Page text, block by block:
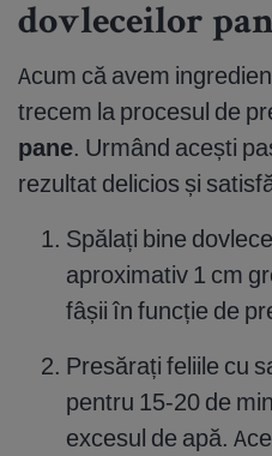
dovleceilor
Acum că avem
trecem la procesul de
pane. Urmând acești
rezultat delicios și
Spălați bine
aproximativ 1 cm
fâșii în funcție de
Presărați feliile cu
pentru 15-20 de
excesul de apă.